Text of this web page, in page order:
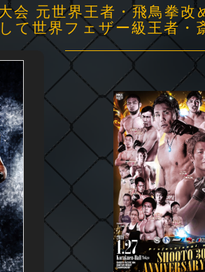
会 元世界王者・飛鳥拳改
て世界フェザー級王者・